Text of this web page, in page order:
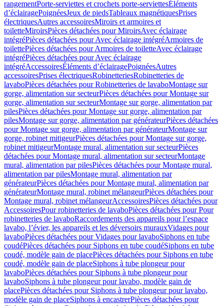
rangementPorte-serviettes et crochets porte-serviettesÉléments
d’éclairagePoignéesJeux de piedsTableaux magnétiquesPrises
électriquesAutres accessoiresMiroirs et armoires et
toiletteMiroirsPièces détachées pour MiroirsAvec éclairage
intégréPièces détachées pour Avec éclairage intégréArmoires de
toilettePièces détachées pour Armoires de toiletteAvec éclairage
intégréPièces détachées pour Avec éclairage
intégréAccessoiresÉléments d’éclairagePoignéesAutres
accessoiresPrises électriquesRobinetteriesRobinetteries de
lavaboPièces détachées pour Robinetteries de lavaboMontage sur
gorge, alimentation sur secteurPièces détachées pour Montage sur
gorge, alimentation sur secteurMontage sur gorge, alimentation par
pilesPièces détachées pour Montage sur gorge, alimentation par
pilesMontage sur gorge, alimentation par générateurPièces détachées
pour Montage sur gorge, alimentation par générateurMontage sur
gorge, robinet mitigeurPièces détachées pour Montage sur gorge,
robinet mitigeurMontage mural, alimentation sur secteurPièces
détachées pour Montage mural, alimentation sur secteurMontage
mural, alimentation par pilesPièces détachées pour Montage mural,
alimentation par pilesMontage mural, alimentation par
générateurPièces détachées pour Montage mural, alimentation par
générateurMontage mural, robinet mélangeurPièces détachées pour
Montage mural, robinet mélangeurAccessoiresPièces détachées pour
AccessoiresPour robinetteries de lavaboPièces détachées pour Pour
robinetteries de lavaboRaccordements des appareils pour l’espace
lavabo, l’évier, les appareils et les déversoirs murauxVidages pour
lavaboPièces détachées pour Vidages pour lavaboSiphons en tube
coudéPièces détachées pour Siphons en tube coudéSiphons en tube
coudé, modèle gain de placePièces détachées pour Siphons en tube
coudé, modèle gain de placeSiphons à tube plongeur pour
lavaboPièces détachées pour Siphons à tube plongeur pour
lavaboSiphons à tube plongeur pour lavabo, modèle gain de
placePièces détachées pour Siphons à tube plongeur pour lavabo,
modèle gain de placeSiphons à encastrerPièces détachées pour